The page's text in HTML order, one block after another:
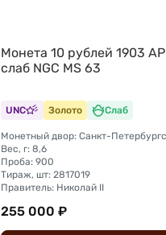
Монета 10 рублей 1903 АР
слаб NGC MS 63
UNC Золото Слаб
Вес, г: 8,6
Проба: 900
Тираж, шт: 2817019
Правитель: Николай II
255 000 ₽